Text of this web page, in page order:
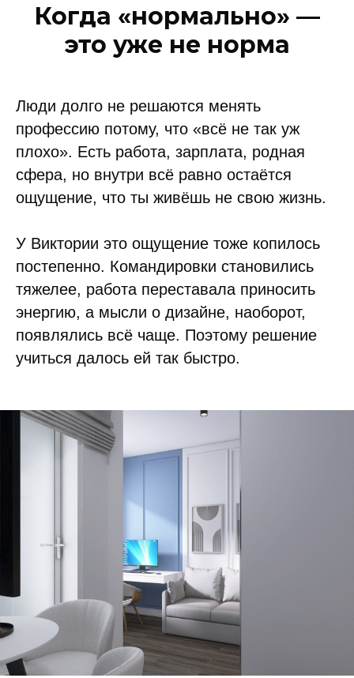
Когда «нормально» —
это уже не норма
Люди долго не решаются менять
профессию потому, что «всё не так уж
плохо». Есть работа, зарплата, родная
сфера, но внутри всё равно остаётся
ощущение, что ты живёшь не свою жизнь.
У Виктории это ощущение тоже копилось
постепенно. Командировки становились
тяжелее, работа переставала приносить
энергию, а мысли о дизайне, наоборот,
появлялись всё чаще. Поэтому решение
учиться далось ей так быстро.